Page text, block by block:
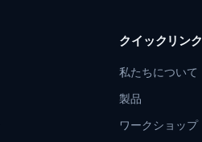
クイックリンク
私たちについて
製品
ワークショップ